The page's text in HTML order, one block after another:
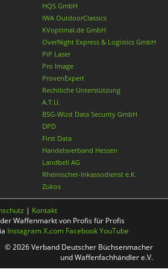
HQS GmbH
IWA OutdoorClassics
KVoptimal.de GmbH
OverNight Express & Logistics GmbH
PiP Laser
Pro Image
ProvenExpert
Rechtliche Unterstützung
A.T.U.
BSG-Wüst Data Security GmbH
DPD
First Data
Handelsverband Hessen
Landbell AG
Rheinischer-Inkassodienst e.K.
Zukos
| Kontakt
Waffenmarkt von Profis für Profis
InstagramX.com FacebookYouTube
© 2026 Verband Deutscher Büchsenmacher
und Waffenfachhändler e.V.